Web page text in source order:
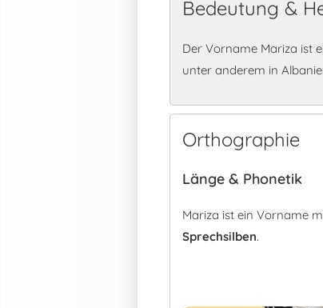
Bedeutung &
Der Vorname Mariza ist
unter anderem in
Orthographie
Länge & Phonetik
Mariza ist ein Vorname
Sprechsilben.